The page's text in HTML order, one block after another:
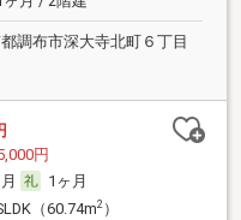
調布市深大寺北町６丁目
円
1ヶ月
（60.74m2）